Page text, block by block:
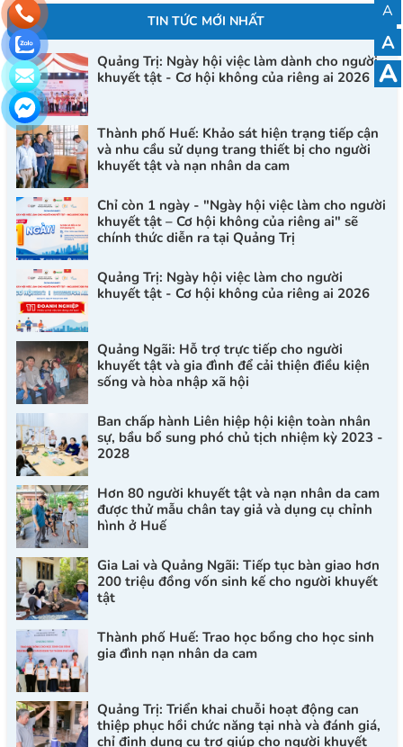
TIN TỨC MỚI NHẤT
Quảng Trị: Ngày hội việc làm dành cho người
khuyết tật - Cơ hội không của riêng ai 2026
Thành phố Huế: Khảo sát hiện trạng tiếp cận
và nhu cầu sử dụng trang thiết bị cho người
khuyết tật và nạn nhân da cam
Chỉ còn 1 ngày - "Ngày hội việc làm cho người
khuyết tật – Cơ hội không của riêng ai" sẽ
chính thức diễn ra tại Quảng Trị
Quảng Trị: Ngày hội việc làm cho người
khuyết tật - Cơ hội không của riêng ai 2026
Quảng Ngãi: Hỗ trợ trực tiếp cho người
khuyết tật và gia đình để cải thiện điều kiện
sống và hòa nhập xã hội
Ban chấp hành Liên hiệp hội kiện toàn nhân
sự, bầu bổ sung phó chủ tịch nhiệm kỳ 2023 -
2028
Hơn 80 người khuyết tật và nạn nhân da cam
được thử mẫu chân tay giả và dụng cụ chỉnh
hình ở Huế
Gia Lai và Quảng Ngãi: Tiếp tục bàn giao hơn
200 triệu đồng vốn sinh kế cho người khuyết
tật
Thành phố Huế: Trao học bổng cho học sinh
gia đình nạn nhân da cam
Quảng Trị: Triển khai chuỗi hoạt động can
thiệp phục hồi chức năng tại nhà và đánh giá,
chỉ định dụng cụ trợ giúp cho người khuyết
A
A
A